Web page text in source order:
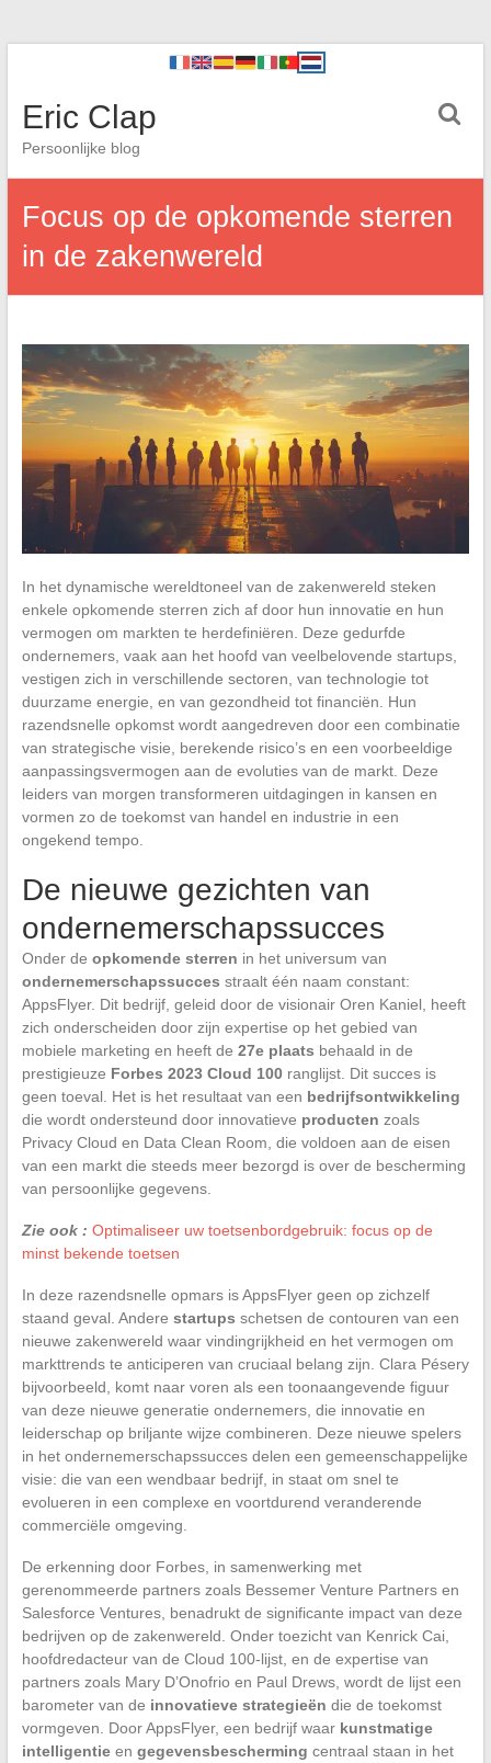
Eric Clap
Persoonlijke blog
Focus op de opkomende sterren
in de zakenwereld
In het dynamische wereldtoneel van de zakenwereld steken
enkele opkomende sterren zich af door hun innovatie en hun
vermogen om markten te herdefiniëren. Deze gedurfde
ondernemers, vaak aan het hoofd van veelbelovende startups,
vestigen zich in verschillende sectoren, van technologie tot
duurzame energie, en van gezondheid tot financiën. Hun
razendsnelle opkomst wordt aangedreven door een combinatie
van strategische visie, berekende risico’s en een voorbeeldige
aanpassingsvermogen aan de evoluties van de markt. Deze
leiders van morgen transformeren uitdagingen in kansen en
vormen zo de toekomst van handel en industrie in een
ongekend tempo.
De nieuwe gezichten van
ondernemerschapssucces
Onder de opkomende sterren in het universum van
ondernemerschapssucces straalt één naam constant:
AppsFlyer. Dit bedrijf, geleid door de visionair Oren Kaniel, heeft
zich onderscheiden door zijn expertise op het gebied van
mobiele marketing en heeft de 27e plaats behaald in de
prestigieuze Forbes 2023 Cloud 100ranglijst. Dit succes is
geen toeval. Het is het resultaat van een bedrijfsontwikkeling
die wordt ondersteund door innovatieve producten zoals
Privacy Cloud en Data Clean Room, die voldoen aan de eisen
van een markt die steeds meer bezorgd is over de bescherming
van persoonlijke gegevens.
Zie ook : Optimaliseer uw toetsenbordgebruik: focus op de
minst bekende toetsen
In deze razendsnelle opmars is AppsFlyer geen op zichzelf
staand geval. Andere startups schetsen de contouren van een
nieuwe zakenwereld waar vindingrijkheid en het vermogen om
markttrends te anticiperen van cruciaal belang zijn. Clara Pésery
bijvoorbeeld, komt naar voren als een toonaangevende figuur
van deze nieuwe generatie ondernemers, die innovatie en
leiderschap op briljante wijze combineren. Deze nieuwe spelers
in het ondernemerschapssucces delen een gemeenschappelijke
visie: die van een wendbaar bedrijf, in staat om snel te
evolueren in een complexe en voortdurend veranderende
commerciële omgeving.
De erkenning door Forbes, in samenwerking met
gerenommeerde partners zoals Bessemer Venture Partners en
Salesforce Ventures, benadrukt de significante impact van deze
bedrijven op de zakenwereld. Onder toezicht van Kenrick Cai,
hoofdredacteur van de Cloud 100-lijst, en de expertise van
partners zoals Mary D’Onofrio en Paul Drews, wordt de lijst een
barometer van de innovatieve strategieën die de toekomst
vormgeven. Door AppsFlyer, een bedrijf waar kunstmatige
intelligentieen gegevensbescherming centraal staan in het